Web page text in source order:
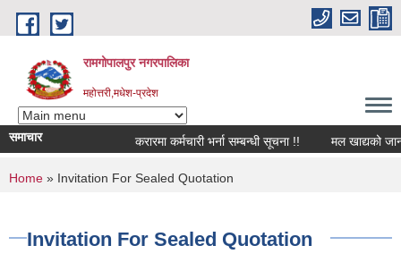
Skip to main content
रामगोपालपुर नगरपालिका
महोत्तरी,मधेश-प्रदेश
समाचार करारमा कर्मचारी भर्ना सम्बन्धी सूचना !! मल खाद्यको
You are here
Home » Invitation For Sealed Quotation
Invitation For Sealed Quotation